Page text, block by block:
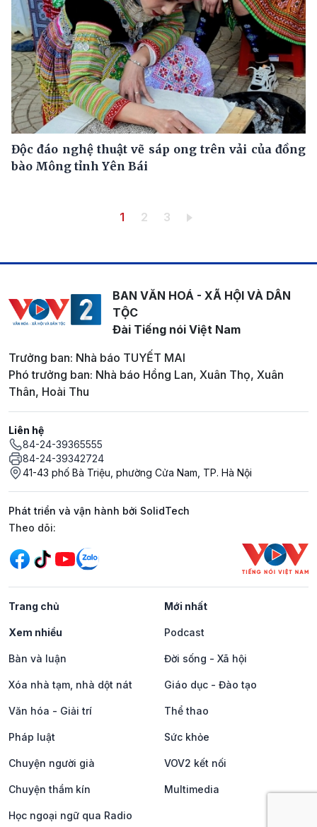
Độc đáo nghệ thuật vẽ sáp ong trên vải của đồng
bào Mông tỉnh Yên Bái
Trang hiện thời
1 Trang
2 Trang
3
BAN VĂN HOÁ - XÃ HỘI VÀ DÂN
TỘC
Đài Tiếng nói Việt Nam
Trưởng ban: Nhà báo TUYẾT MAI
Phó trưởng ban: Nhà báo Hồng Lan, Xuân Thọ, Xuân
Thân, Hoài Thu
Liên hệ
84-24-39365555
84-24-39342724
41-43 phố Bà Triệu, phường Cửa Nam, TP. Hà Nội
Phát triển và vận hành bởi SolidTech
Mạng xã hội
Theo dõi:
Trang chủ Mới nhất
Xem nhiều Podcast
Bàn và luận Đời sống - Xã hội
Xóa nhà tạm, nhà dột nát Giáo dục - Đào tạo
Văn hóa - Giải trí Thể thao
Pháp luật Sức khỏe
Chuyện người già VOV2 kết nối
Chuyện thầm kín Multimedia
Học ngoại ngữ qua Radio